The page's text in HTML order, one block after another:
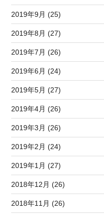
2019年9月 (25)
2019年8月 (27)
2019年7月 (26)
2019年6月 (24)
2019年5月 (27)
2019年4月 (26)
2019年3月 (26)
2019年2月 (24)
2019年1月 (27)
2018年12月 (26)
2018年11月 (26)